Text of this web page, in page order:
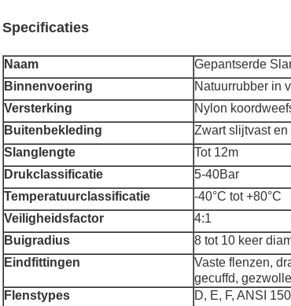
Specificaties
Naam
Gepantserde
Binnenvoering
Natuurrubber in
Versterking
Nylon
Buitenbekleding
Zwart slijtvast
Slanglengte
Tot 12m
Drukclassificatie
5-40Bar
Temperatuurclassificatie
-40°C tot +80°C
Veiligheidsfactor
4:1
Buigradius
8 tot 10 keer
Eindfittingen
Vaste flenzen,
gecuffd,
Flenstypes
D, E, F, ANSI